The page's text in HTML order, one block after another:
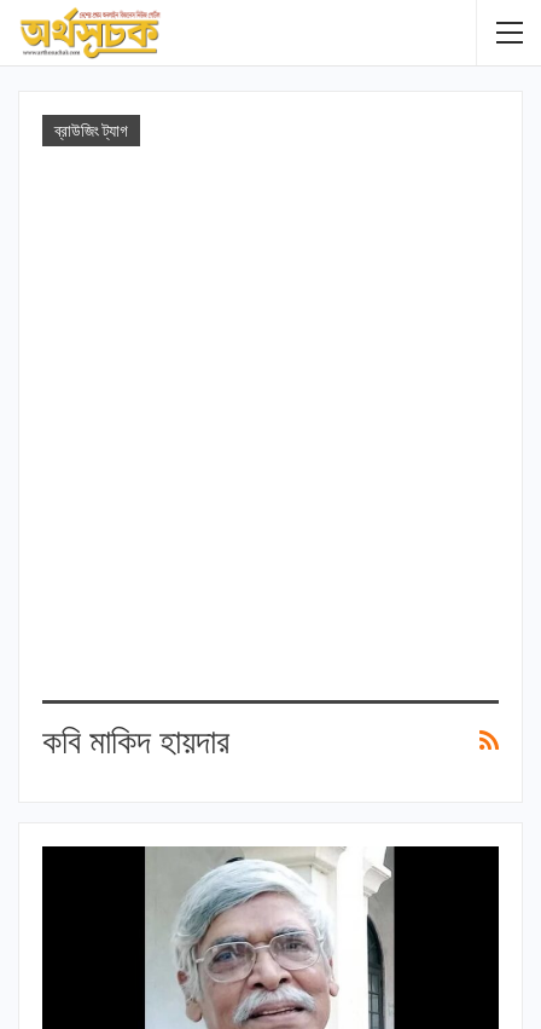
ব্রাউজিং ট্যাগ
কবি মাকিদ হায়দার